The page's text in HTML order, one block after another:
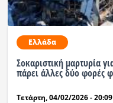
Ελλάδα
Σοκαριστική μαρτυρία
πάρει άλλες δύο φορές
Τετάρτη, 04/02/2026 - 20:09